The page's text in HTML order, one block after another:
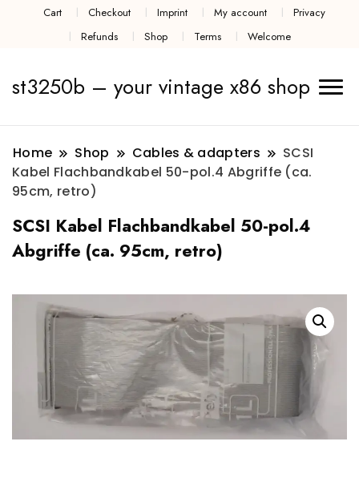
Cart Checkout Imprint My account
Privacy
Refunds
Shop Terms Welcome
st3250b – your vintage x86 shop
Home Shop Cables & adapters
SCSI
Kabel Flachbandkabel 50-pol.4 Abgriffe (ca.
95cm, retro)
SCSI Kabel Flachbandkabel 50-pol.4
Abgriffe (ca. 95cm, retro)